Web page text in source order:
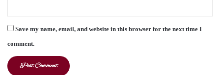
Save my name, email, and website in this browser for the next time I
comment.